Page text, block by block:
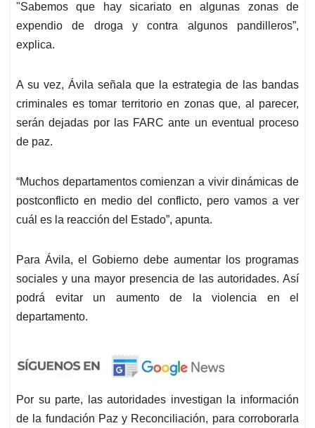
"Sabemos que hay sicariato en algunas zonas de
expendio de droga y contra algunos pandilleros”,
explica.
A su vez, Ávila señala que la estrategia de las bandas
criminales es tomar territorio en zonas que, al parecer,
serán dejadas por las FARC ante un eventual proceso
de paz.
“Muchos departamentos comienzan a vivir dinámicas de
postconflicto en medio del conflicto, pero vamos a ver
cuál es la reacción del Estado”, apunta.
Para Ávila, el Gobierno debe aumentar los programas
sociales y una mayor presencia de las autoridades. Así
podrá evitar un aumento de la violencia en el
departamento.
Por su parte, las autoridades investigan la información
de la fundación Paz y Reconciliación, para corroborarla